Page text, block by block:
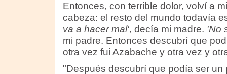
Entonces, con terrible dolor, volví a
cabeza: el resto del mundo todavía
va a hacer mal', decía mi madre. 'No
mi padre. Entonces descubrí que
otra vez fui Azabache y otra vez y
"Después descubrí que podía ser un